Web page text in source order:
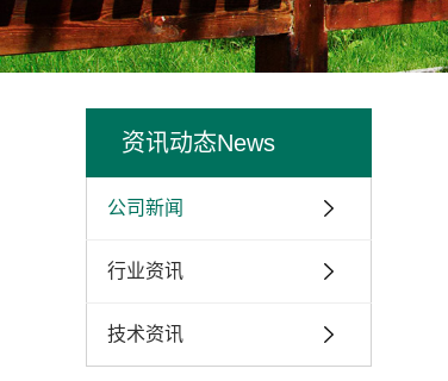
资讯动态News
公司新闻
行业资讯
技术资讯